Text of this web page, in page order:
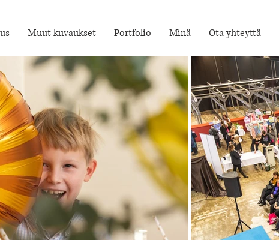
Muut kuvaukset Portfolio Minä Ota yhteyttä